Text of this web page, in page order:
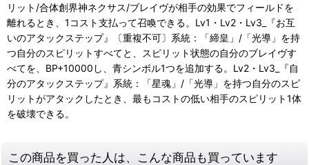
リット/合体創界神ネクサス/ブレイヴが相手の効果でフィールドを
離れるとき、1コスト支払って召喚できる。Lv1・Lv2・Lv3_『お互
いのアタックステップ』〔重複不可〕系統：「締皇」/「光導」を持
つ自分のスピリットすべてと、スピリット状態の自分のブレイヴす
べてを、BP+10000し、青シンボル1つを追加する。Lv2・Lv3_『自
分のアタックステップ』系統：「星魂」/「光導」を持つ自分のスピ
リットがアタックしたとき、最もコストの低い相手のスピリット1体
を破壊できる。
この商品を買った人は、こんな商品も買っています